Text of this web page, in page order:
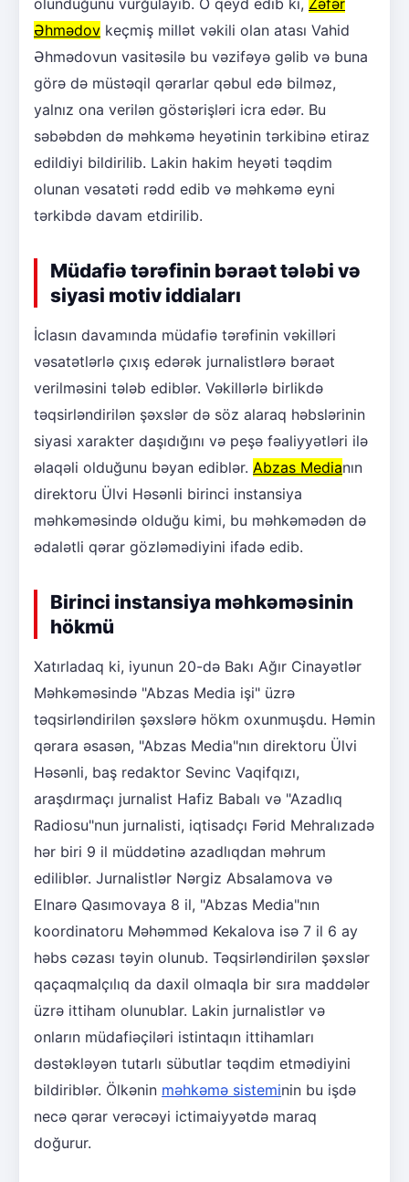
Əhmədov keçmiş millət vəkili olan atası Vahid
Əhmədovun vasitəsilə bu vəzifəyə gəlib və buna
görə də müstəqil qərarlar qəbul edə bilməz,
yalnız ona verilən göstərişləri icra edər. Bu
səbəbdən də məhkəmə heyətinin tərkibinə etiraz
edildiyi bildirilib. Lakin hakim heyəti təqdim
olunan vəsatəti rədd edib və məhkəmə eyni
tərkibdə davam etdirilib.
Müdafiə tərəfinin bəraət tələbi və
siyasi motiv iddiaları
İclasın davamında müdafiə tərəfinin vəkilləri
vəsatətlərlə çıxış edərək jurnalistlərə bəraət
verilməsini tələb ediblər. Vəkillərlə birlikdə
təqsirləndirilən şəxslər də söz alaraq həbslərinin
siyasi xarakter daşıdığını və peşə fəaliyyətləri ilə
əlaqəli olduğunu bəyan ediblər. Abzas Medianın
direktoru Ülvi Həsənli birinci instansiya
məhkəməsində olduğu kimi, bu məhkəmədən də
ədalətli qərar gözləmədiyini ifadə edib.
Birinci instansiya məhkəməsinin
hökmü
Xatırladaq ki, iyunun 20-də Bakı Ağır Cinayətlər
Məhkəməsində "Abzas Media işi" üzrə
təqsirləndirilən şəxslərə hökm oxunmuşdu. Həmin
qərara əsasən, "Abzas Media"nın direktoru Ülvi
Həsənli, baş redaktor Sevinc Vaqifqızı,
araşdırmaçı jurnalist Hafiz Babalı və "Azadlıq
Radiosu"nun jurnalisti, iqtisadçı Fərid Mehralızadə
hər biri 9 il müddətinə azadlıqdan məhrum
ediliblər. Jurnalistlər Nərgiz Absalamova və
Elnarə Qasımovaya 8 il, "Abzas Media"nın
koordinatoru Məhəmməd Kekalova isə 7 il 6 ay
həbs cəzası təyin olunub. Təqsirləndirilən şəxslər
qaçaqmalçılıq da daxil olmaqla bir sıra maddələr
üzrə ittiham olunublar. Lakin jurnalistlər və
onların müdafiəçiləri istintaqın ittihamları
dəstəkləyən tutarlı sübutlar təqdim etmədiyini
bildiriblər. Ölkənin məhkəmə sisteminin bu işdə
necə qərar verəcəyi ictimaiyyətdə maraq
doğurur.